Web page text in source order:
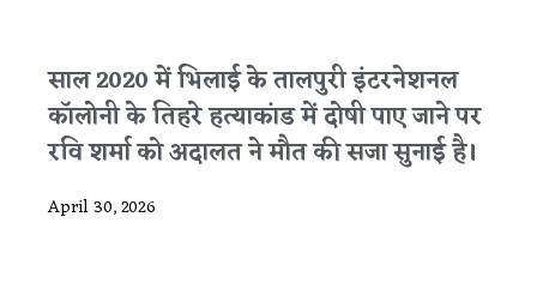
साल 2020 में भिलाई के तालपुरी इंटरनेशनल
कॉलोनी के तिहरे हत्याकांड में दोषी पाए जाने पर
रवि शर्मा को अदालत ने मौत की सजा सुनाई है।
April 30, 2026